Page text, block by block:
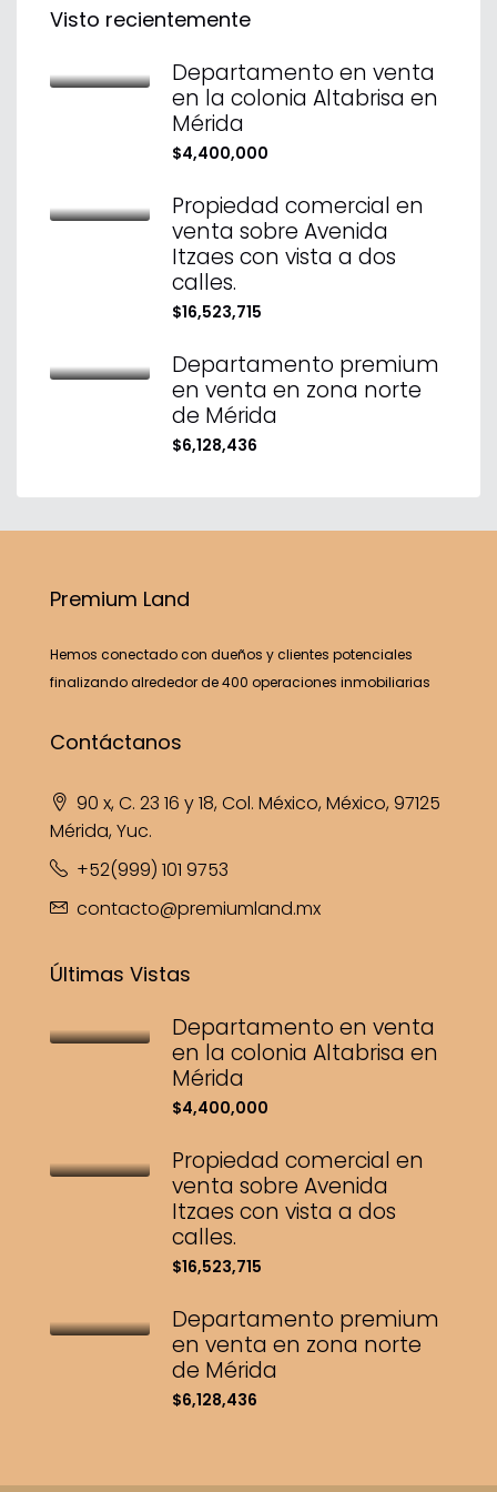
Visto recientemente
Departamento en venta
en la colonia Altabrisa en
Mérida
$4,400,000
Propiedad comercial en
venta sobre Avenida
Itzaes con vista a dos
calles.
$16,523,715
Departamento premium
en venta en zona norte
de Mérida
$6,128,436
Premium Land
Hemos conectado con dueños y clientes potenciales
finalizando alrededor de 400 operaciones inmobiliarias
Contáctanos
90 x, C. 23 16 y 18, Col. México, México, 97125
Mérida, Yuc.
+52(999) 101 9753
contacto@premiumland.mx
Últimas Vistas
Departamento en venta
en la colonia Altabrisa en
Mérida
$4,400,000
Propiedad comercial en
venta sobre Avenida
Itzaes con vista a dos
calles.
$16,523,715
Departamento premium
en venta en zona norte
de Mérida
$6,128,436